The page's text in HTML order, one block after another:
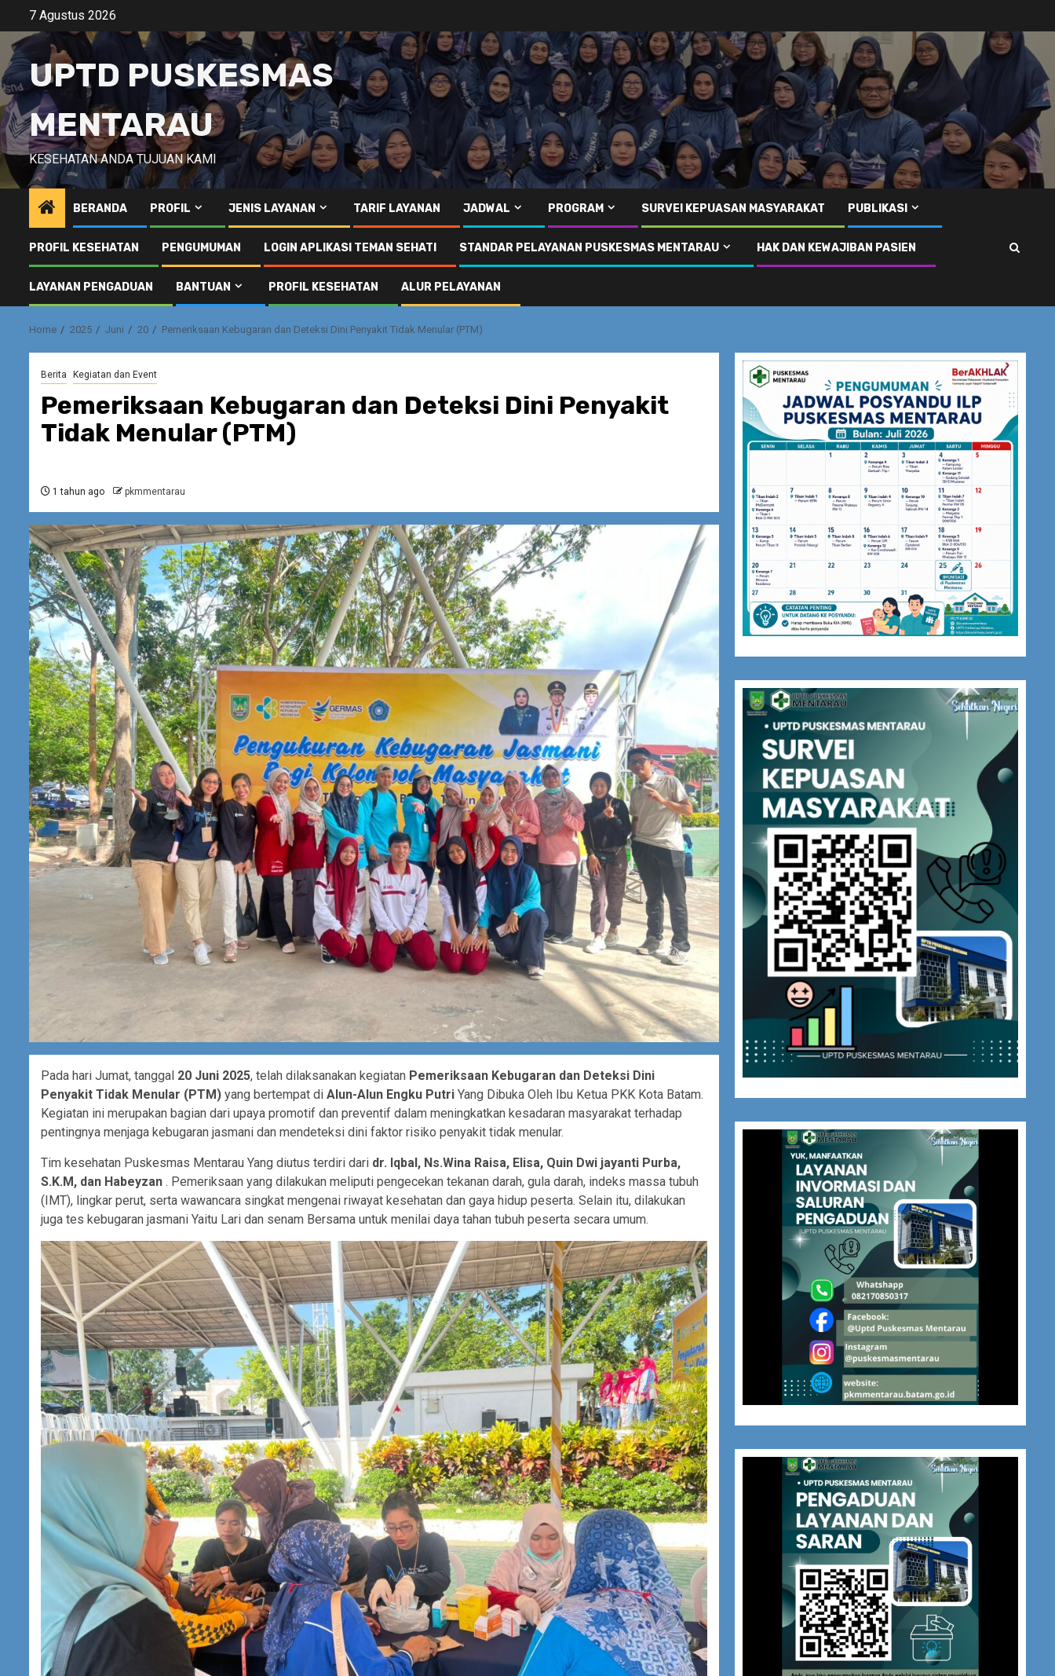
content
7 Agustus 2026
UPTD PUSKESMAS
MENTARAU
KESEHATAN ANDA TUJUAN KAMI
BERANDA PROFIL JENIS LAYANAN TARIF LAYANAN JADWAL PROGRAM SURVEI KEPUASAN MASYARAKAT PUBLIKASI
PROFIL KESEHATAN PENGUMUMAN LOGIN APLIKASI TEMAN SEHATI STANDAR PELAYANAN PUSKESMAS MENTARAU HAK DAN KEWAJIBAN PASIEN
LAYANAN PENGADUAN BANTUAN PROFIL KESEHATAN ALUR PELAYANAN
Home 2025 Juni 20 Pemeriksaan Kebugaran dan Deteksi Dini Penyakit Tidak Menular (PTM)
Berita Kegiatan dan Event
Pemeriksaan Kebugaran dan Deteksi Dini Penyakit
Tidak Menular (PTM)
1 tahun ago pkmmentarau
Pada hari Jumat, tanggal 20 Juni 2025, telah dilaksanakan kegiatan Pemeriksaan Kebugaran dan Deteksi Dini
Penyakit Tidak Menular (PTM) yang bertempat di Alun-Alun Engku Putri Yang Dibuka Oleh Ibu Ketua PKK Kota Batam.
Kegiatan ini merupakan bagian dari upaya promotif dan preventif dalam meningkatkan kesadaran masyarakat terhadap
pentingnya menjaga kebugaran jasmani dan mendeteksi dini faktor risiko penyakit tidak menular.
Tim kesehatan Puskesmas Mentarau Yang diutus terdiri dari dr. Iqbal, Ns.Wina Raisa, Elisa, Quin Dwi jayanti Purba,
S.K.M, dan Habeyzan . Pemeriksaan yang dilakukan meliputi pengecekan tekanan darah, gula darah, indeks massa tubuh
(IMT), lingkar perut, serta wawancara singkat mengenai riwayat kesehatan dan gaya hidup peserta. Selain itu, dilakukan
juga tes kebugaran jasmani Yaitu Lari dan senam Bersama untuk menilai daya tahan tubuh peserta secara umum.